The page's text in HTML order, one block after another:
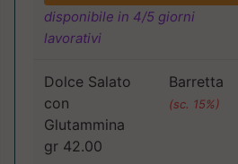
disponibile in 4/5 giorni
lavorativi
Dolce Salato
con
Glutammina
gr 42.00
Barretta
(sc. 15%)